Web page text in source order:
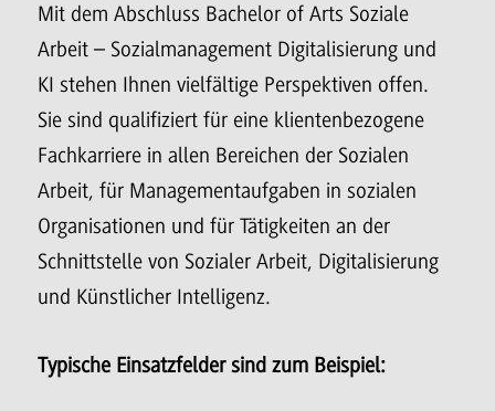
Mit dem Abschluss Bachelor of Arts Soziale
Arbeit – Sozialmanagement Digitalisierung und
KI stehen Ihnen vielfältige Perspektiven offen.
Sie sind qualifiziert für eine klientenbezogene
Fachkarriere in allen Bereichen der Sozialen
Arbeit, für Managementaufgaben in sozialen
Organisationen und für Tätigkeiten an der
Schnittstelle von Sozialer Arbeit, Digitalisierung
und Künstlicher Intelligenz.
Typische Einsatzfelder sind zum Beispiel: